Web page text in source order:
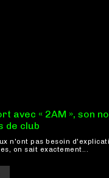
avec « 2AM », son
de club
n'ont pas besoin
on sait exactement...